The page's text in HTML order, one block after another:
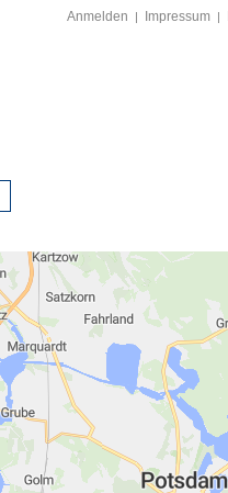
Anmelden | Impressum |